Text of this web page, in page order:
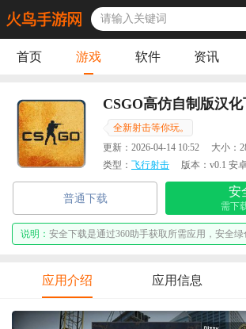
首页 游戏 软件 资讯
CSGO高仿自制版汉
全新射击等你玩。
更新： 2026-04-14 10:52 大小：
类型： 飞行射击 版本： v0.1 安
普通下载
安
需下
说明： 安全下载是通过360助手获取所需应用，安全绿
应用介绍 应用信息